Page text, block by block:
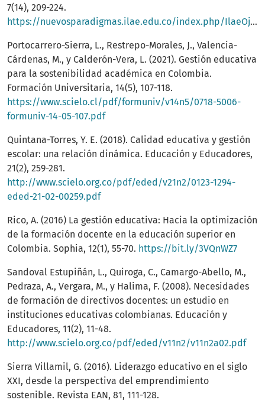
7(14), 209-224.
https://nuevosparadigmas.ilae.edu.co/index.php/IlaeOjs/article/view/99/231
Portocarrero-Sierra, L., Restrepo-Morales, J., Valencia-
Cárdenas, M., y Calderón-Vera, L. (2021). Gestión educativa
para la sostenibilidad académica en Colombia.
Formación Universitaria, 14(5), 107-118.
https://www.scielo.cl/pdf/formuniv/v14n5/0718-5006-
formuniv-14-05-107.pdf
Quintana-Torres, Y. E. (2018). Calidad educativa y gestión
escolar: una relación dinámica. Educación y Educadores,
21(2), 259-281.
http://www.scielo.org.co/pdf/eded/v21n2/0123-1294-
eded-21-02-00259.pdf
Rico, A. (2016) La gestión educativa: Hacia la optimización
de la formación docente en la educación superior en
Colombia. Sophia, 12(1), 55-70. https://bit.ly/3VQnWZ7
Sandoval Estupiñán, L., Quiroga, C., Camargo-Abello, M.,
Pedraza, A., Vergara, M., y Halima, F. (2008). Necesidades
de formación de directivos docentes: un estudio en
instituciones educativas colombianas. Educación y
Educadores, 11(2), 11-48.
http://www.scielo.org.co/pdf/eded/v11n2/v11n2a02.pdf
Sierra Villamil, G. (2016). Liderazgo educativo en el siglo
XXI, desde la perspectiva del emprendimiento
sostenible. Revista EAN, 81, 111-128.